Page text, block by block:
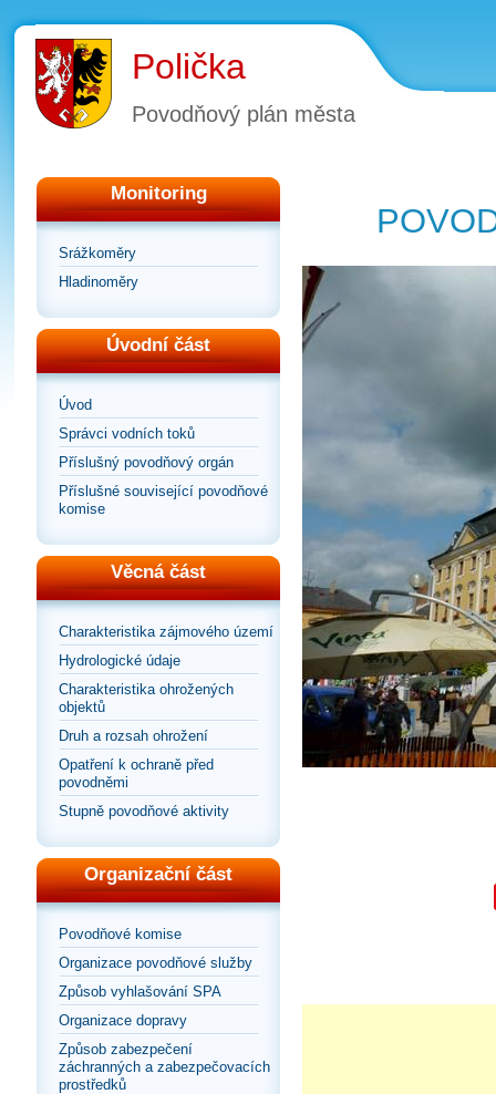
Polička
Povodňový plán města
Monitoring
Srážkoměry
Hladinoměry
Úvodní část
Úvod
Správci vodních toků
Příslušný povodňový orgán
Příslušné související povodňové
komise
Věcná část
Charakteristika zájmového území
Hydrologické údaje
Charakteristika ohrožených
objektů
Druh a rozsah ohrožení
Opatření k ochraně před
povodněmi
Stupně povodňové aktivity
Organizační část
Povodňové komise
Organizace povodňové služby
Způsob vyhlašování SPA
Organizace dopravy
Způsob zabezpečení
záchranných a zabezpečovacích
prostředků